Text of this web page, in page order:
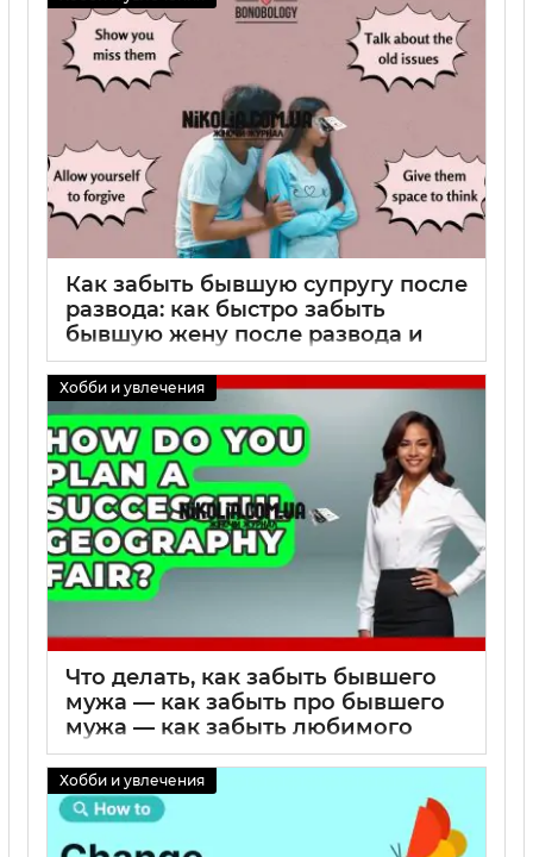
01 09 2025
Как забыть бывшую супругу после
развода: как быстро забыть
бывшую жену после развода и
вернуть жизнь без боли
01 09 2025 0
Хобби и увлечения
Что делать, как забыть бывшего
мужа — как забыть про бывшего
мужа — как забыть любимого
бывшего мужа: пошаговый план,
практические советы психолога и
упражнения
Хобби и увлечения